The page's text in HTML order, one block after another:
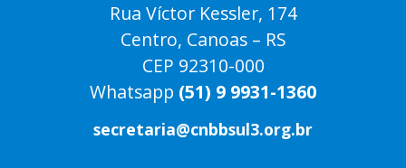
Rua Víctor Kessler, 174
Centro, Canoas – RS
CEP 92310-000
Whatsapp (51) 9 9931-1360
secretaria@cnbbsul3.org.br